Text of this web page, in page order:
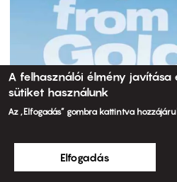
A felhasználói élmény
sütiket használunk
Az „Elfogadás” gombra kattintva
Elfogadás